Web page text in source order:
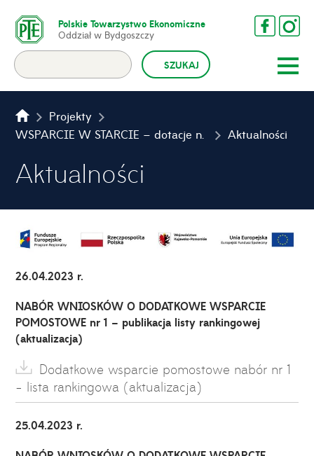
Polskie Towarzystwo Ekonomiczne
Oddział w Bydgoszczy
Projekty
WSPARCIE W STARCIE – dotacje na samozatrudnienie dla mieszkańców województwa kujawsko-pomorskiego
Aktualności
Aktualności
26.04.2023 r.
NABÓR WNIOSKÓW O DODATKOWE WSPARCIE
POMOSTOWE nr 1 – publikacja listy rankingowej
(aktualizacja)
Dodatkowe wsparcie pomostowe nabór nr 1
- lista rankingowa (aktualizacja)
25.04.2023 r.